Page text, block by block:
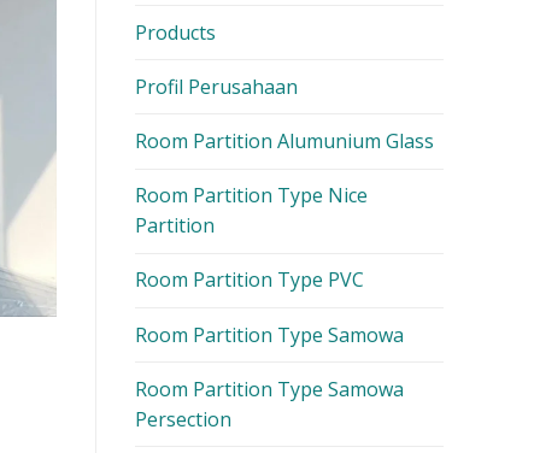
Products
Profil Perusahaan
Room Partition Alumunium Glass
Room Partition Type Nice
Partition
Room Partition Type PVC
Room Partition Type Samowa
Room Partition Type Samowa
Persection